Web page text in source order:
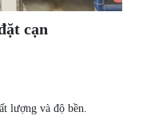
cạn
lượng và độ bền.